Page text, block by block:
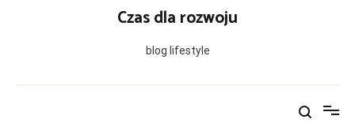
Czas dla rozwoju
blog lifestyle